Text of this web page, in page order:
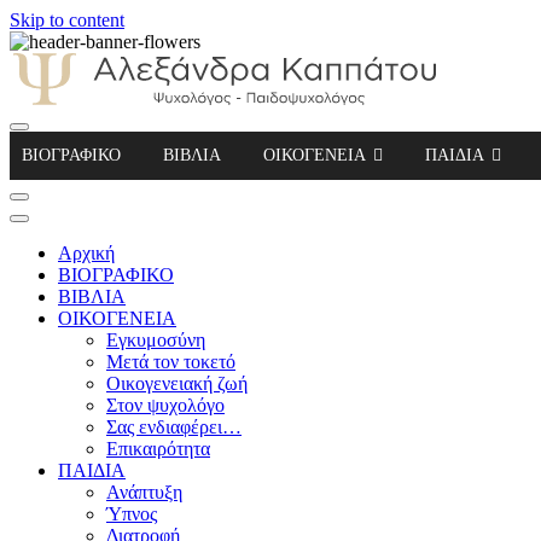
Skip to content
Αλεξάνδρα Καππάτου Ψυχολόγος –
ΒΙΟΓΡΑΦΙΚΟ ΒΙΒΛΙΑ ΟΙΚΟΓΕΝΕΙΑ ΠΑΙΔΙΑ
Αρχική
ΒΙΟΓΡΑΦΙΚΟ
ΒΙΒΛΙΑ
ΟΙΚΟΓΕΝΕΙΑ
Εγκυμοσύνη
Μετά τον τοκετό
Οικογενειακή ζωή
Στον ψυχολόγο
Σας ενδιαφέρει…
Επικαιρότητα
ΠΑΙΔΙΑ
Ανάπτυξη
Ύπνος
Διατροφή